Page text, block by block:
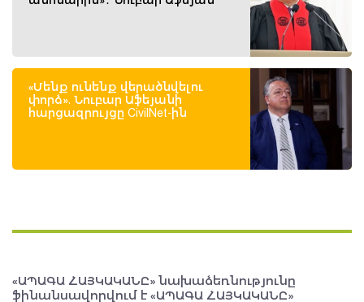
«Մենք ունենք վերածնվելու
փորձ». Նուբար Աֆեյանի
հարցազրույցը CivilNet-ին
«ԱՊԱԳԱ ՀԱՅԿԱԿԱՆԸ» նախաձեռնությունը
ֆինանսավորվում է «ԱՊԱԳԱ ՀԱՅԿԱԿԱՆԸ»